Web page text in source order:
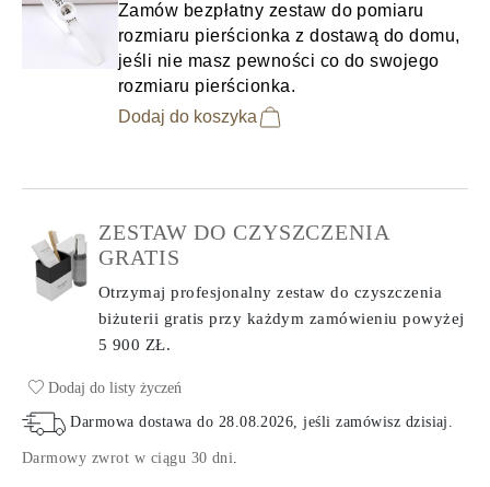
Zamów bezpłatny zestaw do pomiaru
rozmiaru pierścionka z dostawą do domu,
jeśli nie masz pewności co do swojego
rozmiaru pierścionka.
Dodaj do koszyka
ZESTAW DO CZYSZCZENIA
GRATIS
Otrzymaj profesjonalny zestaw do czyszczenia
biżuterii gratis przy każdym zamówieniupowyżej
5 900 ZŁ.
Dodaj do listy życzeń
Darmowa dostawa do 28.08.2026, jeśli zamówisz dzisiaj .
Darmowy zwrot w ciągu 30 dni.